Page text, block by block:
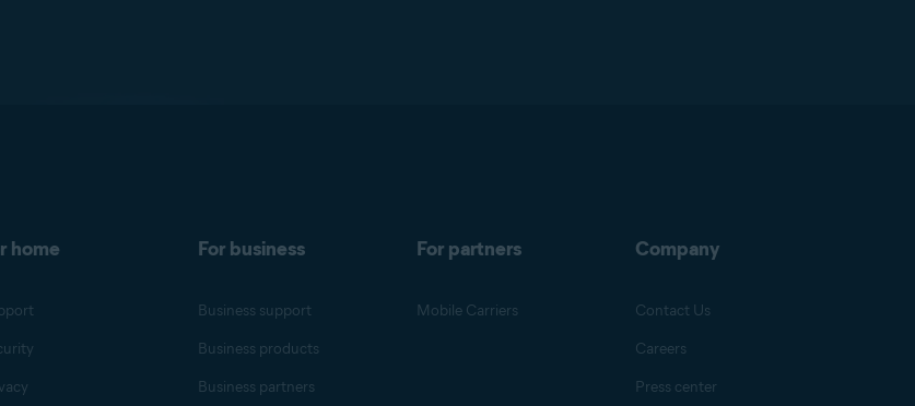
home For business
Business support
Business products
Business partners
For partners
Mobile Carriers
Company
Contact Us
Careers
Press center